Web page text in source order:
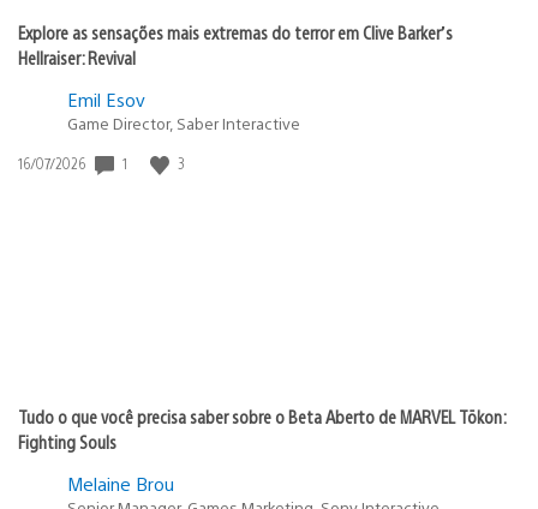
Explore as sensações mais extremas do terror em Clive Barker’s
Hellraiser: Revival
Emil Esov
Game Director, Saber Interactive
Data
16/07/2026 1 3
Tudo o que você precisa saber sobre o Beta Aberto de MARVEL Tōkon:
Fighting Souls
Melaine Brou